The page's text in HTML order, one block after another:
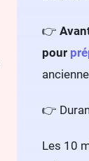
👉
pour
👉
Les 10